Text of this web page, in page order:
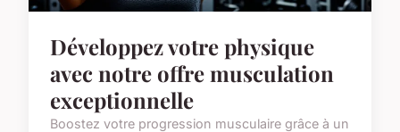
Développez votre physique
avec notre offre musculation
exceptionnelle
Boostez votre progression musculaire grâce à un